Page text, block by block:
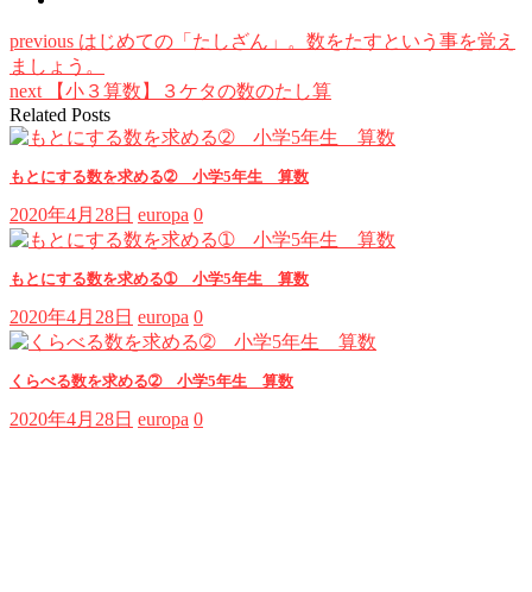
previous はじめての「たしざん」。数をたすという事を覚え
ましょう。
next 【小３算数】３ケタの数のたし算
Related Posts
もとにする数を求める➁ 小学5年生 算数
2020年4月28日 europa 0
もとにする数を求める➀ 小学5年生 算数
2020年4月28日 europa 0
くらべる数を求める➁ 小学5年生 算数
2020年4月28日 europa 0